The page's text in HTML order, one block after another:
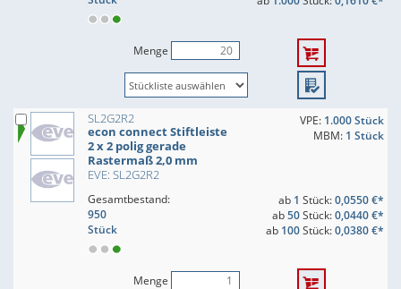
Menge
SL2G2R2
econ connect Stiftleiste
2 x 2 polig gerade
Rastermaß 2,0 mm
EVE: SL2G2R2
VPE: 1.000 Stück
MBM: 1 Stück
Gesamtbestand:
950
Stück
ab 1 Stück:0,0550 €*
ab50Stück:0,0440 €*
ab 100Stück:0,0380 €*
Menge